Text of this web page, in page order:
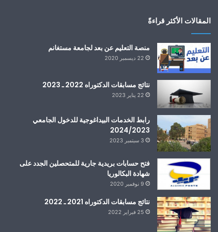
المقالات الأكثر قراءةً
منصة التعليم عن بعد لجامعة مستغانم
22 ديسمبر 2020
نتائج مسابقات الدكتوراه 2022 ـ 2023
22 يناير 2023
رابط الخدمات البيداغوجية للدخول الجامعي
2024/2023
3 سبتمبر 2023
فتح حسابات بريدية جارية للمتحصلين الجدد على
شهادة البكالوريا
9 نوفمبر 2020
نتائج مسابقات الدكتوراه 2021 ـ 2022
25 فبراير 2022